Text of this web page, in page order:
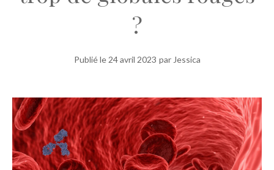
?
Publié le 24 avril 2023 par Jessica